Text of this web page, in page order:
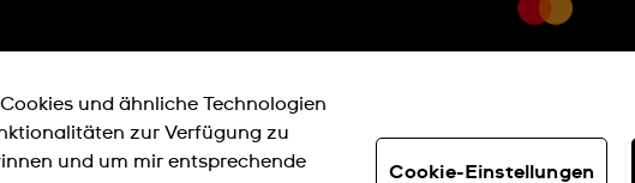
Cookiesund ähnliche Technologien
zur Verfügung zu
und um mir entsprechende
Cookie-Einstellungen